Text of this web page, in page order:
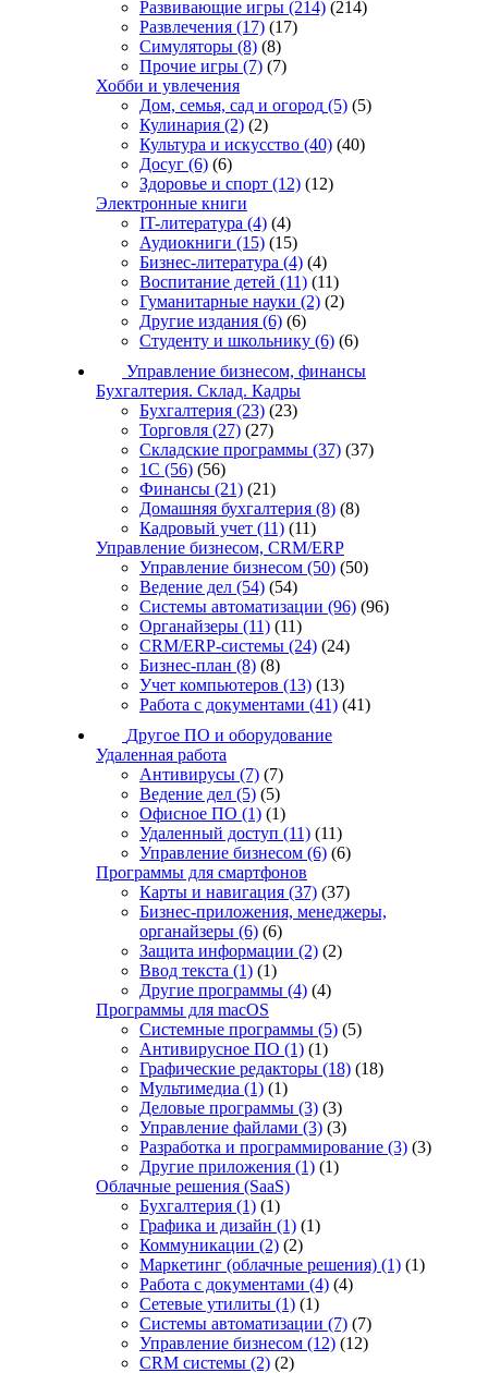
Развивающие игры (214) (214)
Развлечения (17) (17)
Симуляторы (8) (8)
Прочие игры (7) (7)
Хобби и увлечения
Дом, семья, сад и огород (5) (5)
Кулинария (2) (2)
Культура и искусство (40) (40)
Досуг (6) (6)
Здоровье и спорт (12) (12)
Электронные книги
IT-литература (4) (4)
Аудиокниги (15) (15)
Бизнес-литература (4) (4)
Воспитание детей (11) (11)
Гуманитарные науки (2) (2)
Другие издания (6) (6)
Студенту и школьнику (6) (6)
Управление бизнесом, финансы
Бухгалтерия. Склад. Кадры
Бухгалтерия (23) (23)
Торговля (27) (27)
Складские программы (37) (37)
1С (56) (56)
Финансы (21) (21)
Домашняя бухгалтерия (8) (8)
Кадровый учет (11) (11)
Управление бизнесом, CRM/ERP
Управление бизнесом (50) (50)
Ведение дел (54) (54)
Системы автоматизации (96) (96)
Органайзеры (11) (11)
CRM/ERP-системы (24) (24)
Бизнес-план (8) (8)
Учет компьютеров (13) (13)
Работа с документами (41) (41)
Другое ПО и оборудование
Удаленная работа
Антивирусы (7) (7)
Ведение дел (5) (5)
Офисное ПО (1) (1)
Удаленный доступ (11) (11)
Управление бизнесом (6) (6)
Программы для смартфонов
Карты и навигация (37) (37)
Бизнес-приложения, менеджеры,
органайзеры (6) (6)
Защита информации (2) (2)
Ввод текста (1) (1)
Другие программы (4) (4)
Программы для macOS
Системные программы (5) (5)
Антивирусное ПО (1) (1)
Графические редакторы (18) (18)
Мультимедиа (1) (1)
Деловые программы (3) (3)
Управление файлами (3) (3)
Разработка и программирование (3) (3)
Другие приложения (1) (1)
Облачные решения (SaaS)
Бухгалтерия (1) (1)
Графика и дизайн (1) (1)
Коммуникации (2) (2)
Маркетинг (облачные решения) (1) (1)
Работа с документами (4) (4)
Сетевые утилиты (1) (1)
Системы автоматизации (7) (7)
Управление бизнесом (12) (12)
CRM системы (2) (2)